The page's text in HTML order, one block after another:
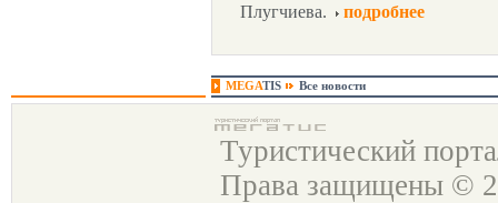
Плугчиева.
подробнее
MEGATIS Все новости
Туристический
Права защищены ©